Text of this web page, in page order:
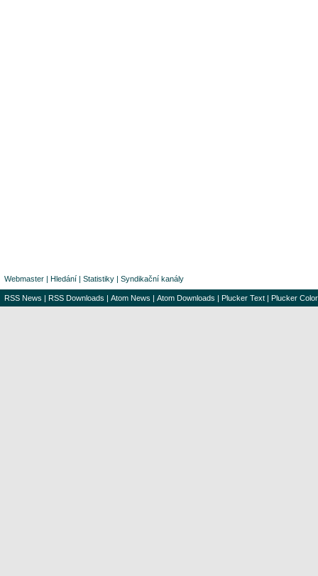
Webmaster | Hledání | Statistiky | Syndikační kanály
RSS News | RSS Downloads | Atom News | Atom Downloads | Plucker Text | Plucker Color